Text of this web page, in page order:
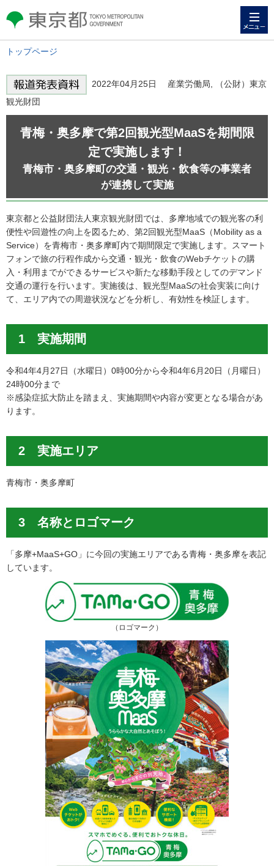
東京都 TOKYO METROPOLITAN
GOVERNMENT
トップページ
2022年04月25日 産業労働局, （公財）東京
観光財団
青梅・奥多摩で第2回観光型MaaSを期間限
定で実施します！
青梅市・奥多摩町の交通・観光・飲食等の事業者
が連携して実施
東京都と公益財団法人東京観光財団では、多摩地域での観光客の利
便性や回遊性の向上を図るため、第2回観光型MaaS（Mobility as a
Service）を青梅市・奥多摩町内で期間限定で実施します。スマート
フォンで旅の行程作成から交通・観光・飲食のWebチケットの購
入・利用までができるサービスや新たな移動手段としてのデマンド
交通の運行を行います。実施後は、観光型MaaSの社会実装に向け
て、エリア内での周遊状況などを分析し、有効性を検証します。
1 実施期間
令和4年4月27日（水曜日）0時00分から令和4年6月20日（月曜日）
24時00分まで
※感染症拡大防止を踏まえ、実施期間や内容が変更となる場合があ
ります。
2 実施エリア
青梅市・奥多摩町
3 名称とロゴマーク
「多摩+MaaS+GO」に今回の実施エリアである青梅・奥多摩を表記
しています。
（ロゴマーク）